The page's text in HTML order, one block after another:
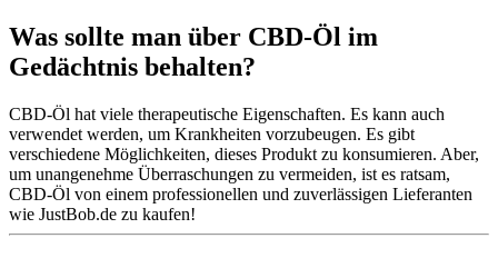
Was sollte man über CBD-Öl im
Gedächtnis behalten?
CBD-Öl hat viele therapeutische Eigenschaften. Es kann auch
verwendet werden, um Krankheiten vorzubeugen. Es gibt
verschiedene Möglichkeiten, dieses Produkt zu konsumieren. Aber,
um unangenehme Überraschungen zu vermeiden, ist es ratsam,
CBD-Öl von einem professionellen und zuverlässigen Lieferanten
wie JustBob.de zu kaufen!